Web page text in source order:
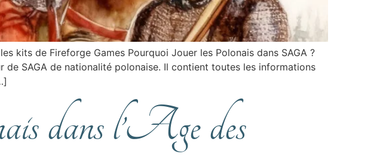
kits de Fireforge Games Pourquoi Jouer les Polonais dans SAGA ?
SAGA de nationalité polonaise. Il contient toutes les informations
dans l’Age des